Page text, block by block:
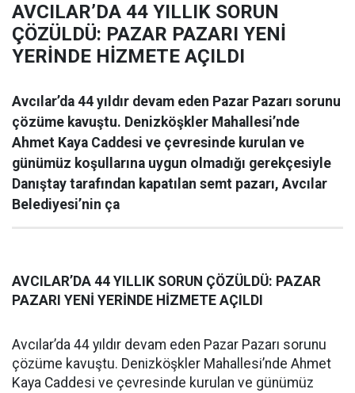
AVCILAR’DA 44 YILLIK SORUN
ÇÖZÜLDÜ: PAZAR PAZARI YENİ
YERİNDE HİZMETE AÇILDI
Avcılar’da 44 yıldır devam eden Pazar Pazarı sorunu
çözüme kavuştu. Denizköşkler Mahallesi’nde
Ahmet Kaya Caddesi ve çevresinde kurulan ve
günümüz koşullarına uygun olmadığı gerekçesiyle
Danıştay tarafından kapatılan semt pazarı, Avcılar
Belediyesi’nin ça
AVCILAR’DA 44 YILLIK SORUN ÇÖZÜLDÜ: PAZAR
PAZARI YENİ YERİNDE HİZMETE AÇILDI
Avcılar’da 44 yıldır devam eden Pazar Pazarı sorunu
çözüme kavuştu. Denizköşkler Mahallesi’nde Ahmet
Kaya Caddesi ve çevresinde kurulan ve günümüz